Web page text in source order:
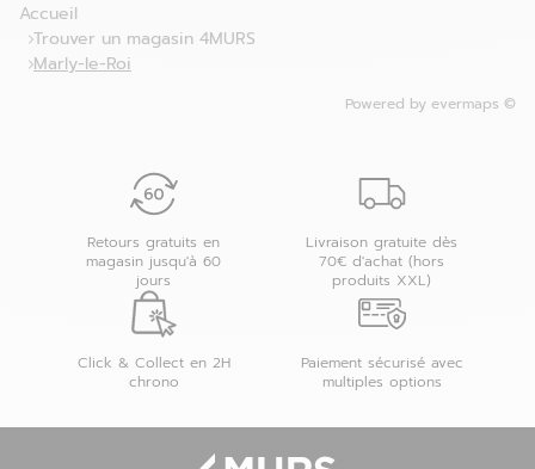
Accueil
Trouver un magasin 4MURS
Marly-le-Roi
Powered by evermaps ©
Retours gratuits en
magasin jusqu'à 60
jours
Livraison gratuite dès
70€ d'achat (hors
produits XXL)
Click & Collect en 2H
chrono
Paiement sécurisé avec
multiples options